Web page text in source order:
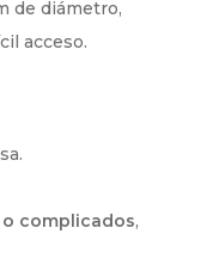
de diámetro,
acceso.
complicados,